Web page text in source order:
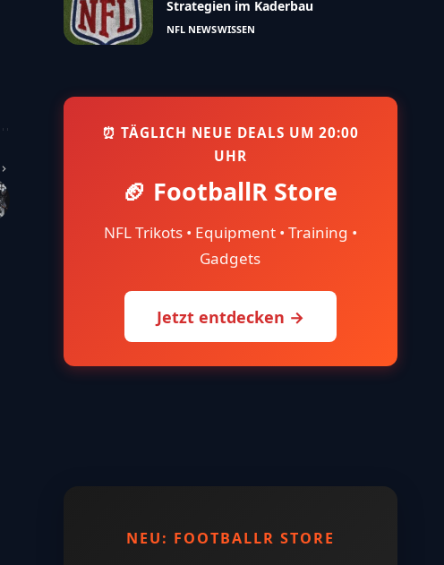
Strategien im Kaderbau
NFL NEWSWISSEN
⏰ TÄGLICH NEUE DEALS UM 20:00
UHR
🏈 FootballR Store
NFL Trikots • Equipment • Training •
Gadgets
Jetzt entdecken →
NEU: FOOTBALLR STORE